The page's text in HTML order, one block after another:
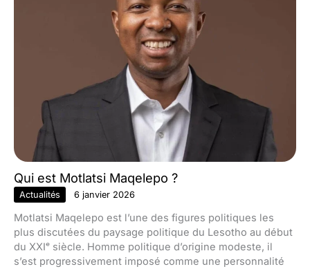
Qui est Motlatsi Maqelepo ?
Actualités 6 janvier 2026
Motlatsi Maqelepo est l’une des figures politiques les
plus discutées du paysage politique du Lesotho au début
du XXIᵉ siècle. Homme politique d’origine modeste, il
s’est progressivement imposé comme une personnalité